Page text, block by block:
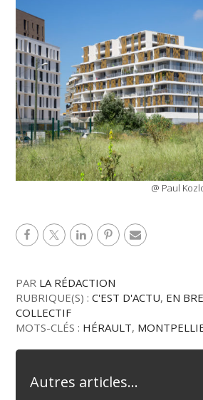
@ Paul
PAR LA RÉDACTION
RUBRIQUE(S) :C'EST D'ACTU, EN
COLLECTIF
MOTS-CLÉS : HÉRAULT,
Autres articles...